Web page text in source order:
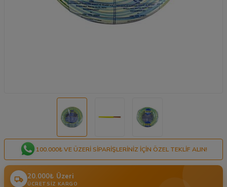
100.000₺ VE ÜZERI SIPARIŞLERINIZ IÇIN ÖZEL TEKLIF ALIN!
20.000₺ Üzeri
ÜCRETSIZ KARGO